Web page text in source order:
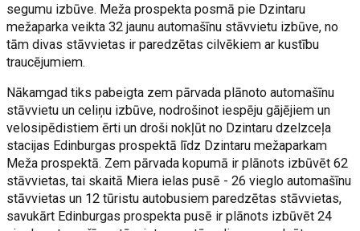
segumu izbūve. Meža prospekta posmā pie Dzintaru
mežaparka veikta 32 jaunu automašīnu stāvvietu izbūve, no
tām divas stāvvietas ir paredzētas cilvēkiem ar kustību
traucējumiem.
Nākamgad tiks pabeigta zem pārvada plānoto automašīnu
stāvvietu un celiņu izbūve, nodrošinot iespēju gājējiem un
velosipēdistiem ērti un droši nokļūt no Dzintaru dzelzceļa
stacijas Edinburgas prospektā līdz Dzintaru mežaparkam
Meža prospektā. Zem pārvada kopumā ir plānots izbūvēt 62
stāvvietas, tai skaitā Miera ielas pusē - 26 vieglo automašīnu
stāvvietas un 12 tūristu autobusiem paredzētas stāvvietas,
savukārt Edinburgas prospekta pusē ir plānots izbūvēt 24